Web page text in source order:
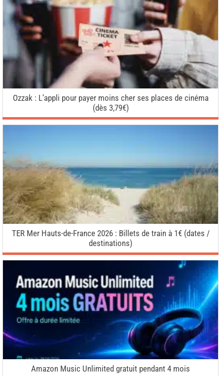
Ozzak : L’appli pour payer moins cher ses places de cinéma
(dès 3,79€)
TER Mer Hauts-de-France 2026 : Billets de train à 1€ (dates /
destinations)
Amazon Music Unlimited gratuit pendant 4 mois